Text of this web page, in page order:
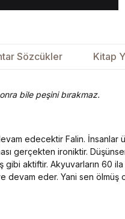
Sözcükler Kitap
bile peşini bırakmaz.
edecektir Falin.
gerçekten ironiktir.
aktiftir. Akyuvarların 60
devam eder. Yani sen ölmüş